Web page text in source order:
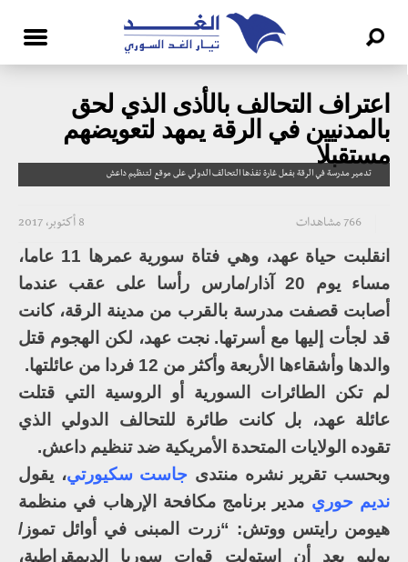
اعتراف التحالف بالأذى الذي لحق
بالمدنيين في الرقة يمهد لتعويضهم
مستقبلا
تدمير مدرسة في الرقة بفعل غارة نفذها التحالف الدولي على موقع لتنظيم داعش
8 أكتوبر، 2017 766 مشاهدات
انقلبت حياة عهد، وهي فتاة سورية عمرها 11 عاما،
مساء يوم 20 آذار/مارس رأسا على عقب عندما
أصابت قصفت مدرسة بالقرب من مدينة الرقة، كانت
قد لجأت إليها مع أسرتها. نجت عهد، لكن الهجوم قتل
والدها وأشقاءها الأربعة وأكثر من 12 فردا من عائلتها.
لم تكن الطائرات السورية أو الروسية التي قتلت
عائلة عهد، بل كانت طائرة للتحالف الدولي الذي
تقوده الولايات المتحدة الأمريكية ضد تنظيم داعش.
وبحسب تقرير نشره منتدى جاست سكيورتي، يقول
نديم حوري مدير برنامج مكافحة الإرهاب في منظمة
هيومن رايتس ووتش: “زرت المبنى في أوائل تموز/
يوليو بعد أن استولت قوات سوريا الديمقراطية،